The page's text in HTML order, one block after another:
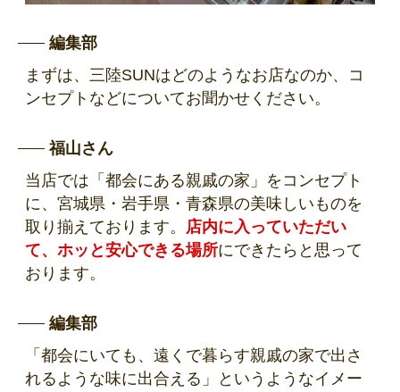
編集部
まずは、三陸SUNはどのようなお店なのか、コ
ンセプトなどについてお聞かせください。
福山さん
当店では「都会にある親戚の家」をコンセプト
に、宮城県・岩手県・青森県の美味しいものを
取り揃えております。 店内に入っていただい
て、ホッと安心できる場所にできたらと思って
おります。
編集部
「都会にいても、遠くで暮らす親戚の家で出さ
れるような味に出合える」というようなイメー